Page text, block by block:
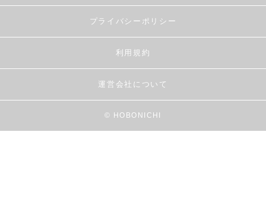
プライバシーポリシー
利用規約
運営会社について
© HOBONICHI